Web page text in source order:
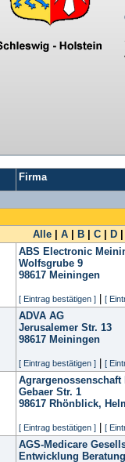
Firma
Alle
A B C D
ABS Electronic
Wolfsgrube 9
98617 Meiningen
[ Eintrag bestätigen ] [
ADVA AG
Jerusalemer Str. 13
98617 Meiningen
[ Eintrag bestätigen ] [
Agrargenossenschaft
Gebaer Str. 1
98617 Rhönblick,
[ Eintrag bestätigen ] [
AGS-Medicare
Entwicklung